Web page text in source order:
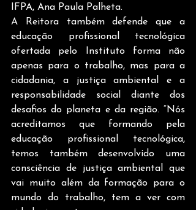
IFPA, Ana Paula Palheta.
A Reitora também defende que a
educação profissional tecnológica
ofertada pelo Instituto forma não
apenas para o trabalho, mas para a
cidadania, a justiça ambiental e a
responsabilidade social diante dos
desafios do planeta e da região. “Nós
acreditamos que formando pela
educação profissional tecnológica,
temos também desenvolvido uma
consciência de justiça ambiental que
vai muito além da formação para o
mundo do trabalho, tem a ver com